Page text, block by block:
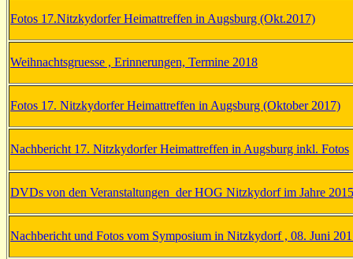
Fotos 17.Nitzkydorfer Heimattreffen in Augsburg (Okt.2017)
Weihnachtsgruesse , Erinnerungen, Termine 2018
Fotos 17. Nitzkydorfer Heimattreffen in Augsburg (Oktober 2017)
Nachbericht 17. Nitzkydorfer Heimattreffen in Augsburg inkl. Fotos
DVDs von den Veranstaltungen der HOG Nitzkydorf im Jahre 2015
Nachbericht und Fotos vom Symposium in Nitzkydorf , 08. Juni